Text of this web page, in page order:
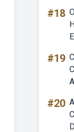
#18
#19
#20